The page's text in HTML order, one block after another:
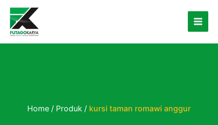
Skip to content
Home / Produk / kursi taman romawi anggur